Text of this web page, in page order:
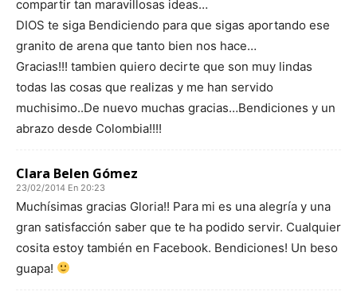
compartir tan maravillosas ideas…
DIOS te siga Bendiciendo para que sigas aportando ese
granito de arena que tanto bien nos hace…
Gracias!!! tambien quiero decirte que son muy lindas
todas las cosas que realizas y me han servido
muchisimo..De nuevo muchas gracias…Bendiciones y un
abrazo desde Colombia!!!!
Clara Belen Gómez
23/02/2014 En 20:23
Muchísimas gracias Gloria!! Para mi es una alegría y una
gran satisfacción saber que te ha podido servir. Cualquier
cosita estoy también en Facebook. Bendiciones! Un beso
guapa!